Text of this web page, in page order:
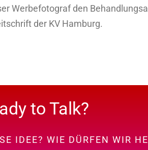
Werbefotograf den
der KV Hamburg.
to Talk?
IDEE? WIE DÜRFEN WIR